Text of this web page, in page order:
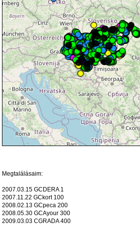
Megtalálásaim:
2007.03.15 GCDERA 1
2007.11.22 GCkort 100
2008.02.13 GCpeca 200
2008.05.30 GCAyour 300
2009.03.03 CGRADA 400